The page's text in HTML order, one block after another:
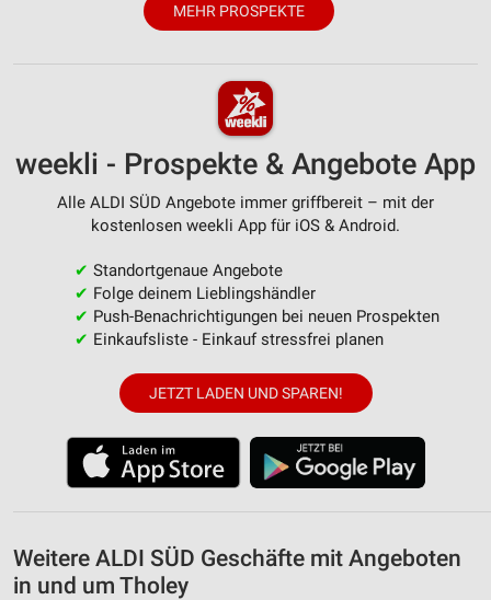
MEHR PROSPEKTE
weekli - Prospekte & Angebote App
Alle ALDI SÜD Angebote immer griffbereit – mit der
kostenlosen weekli App für iOS & Android.
✔ Standortgenaue Angebote
✔ Folge deinem Lieblingshändler
✔ Push-Benachrichtigungen bei neuen Prospekten
✔ Einkaufsliste - Einkauf stressfrei planen
JETZT LADEN UND SPAREN!
Weitere ALDI SÜD Geschäfte mit Angeboten
in und um Tholey